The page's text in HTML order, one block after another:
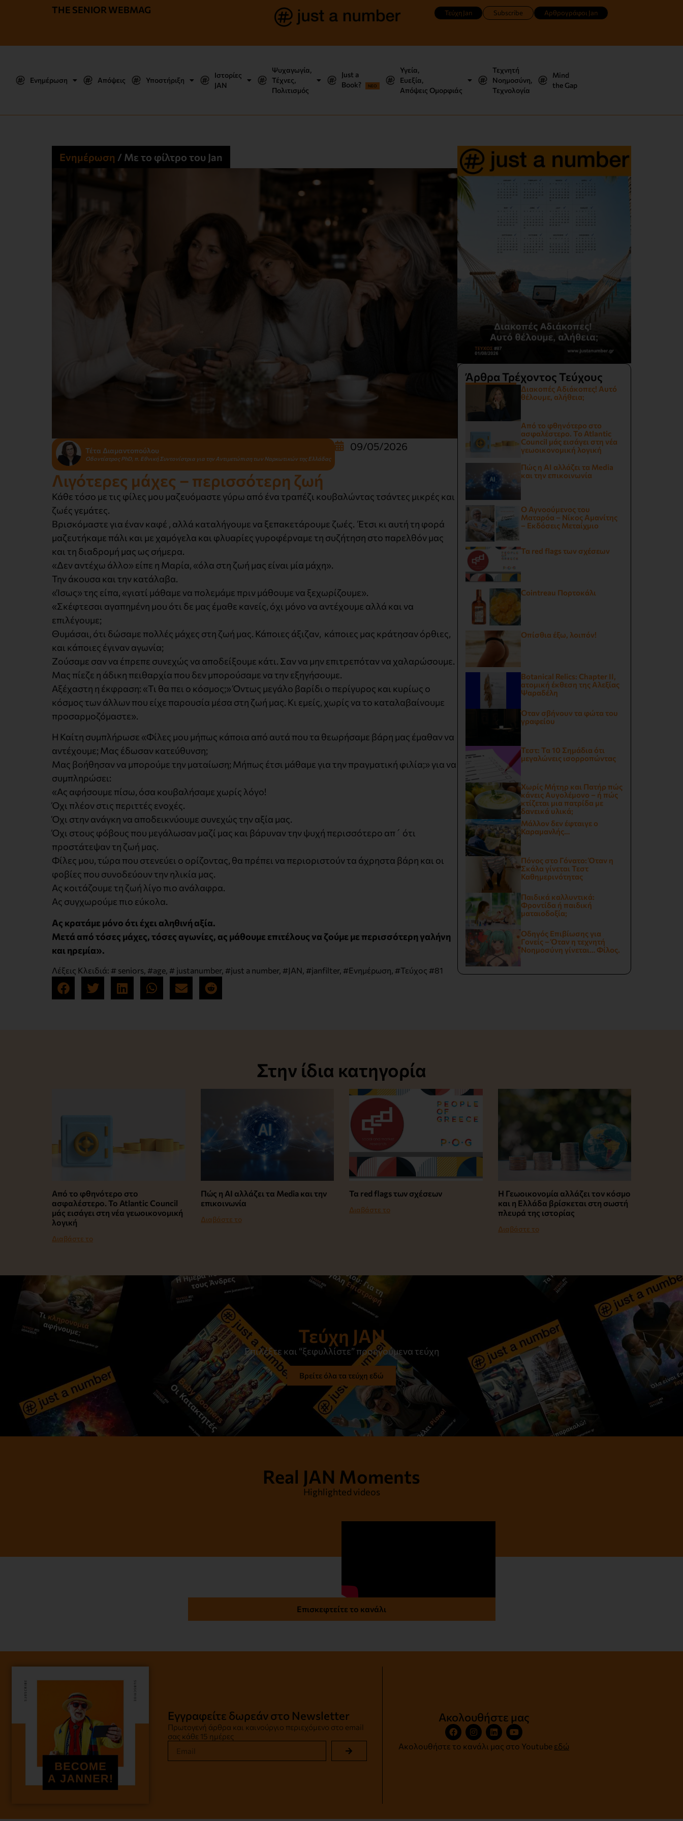
THE SENIOR WEBMAG Τεύχη Jan Subscribe Αρθρογράφοι Jan
Ενημέρωση Απόψεις Υποστήριξη
Ιστορίες
JΑΝ
Ψυχαγωγία,
Τέχνες,
Πολιτισμός
Just a
Book?
NEO
Υγεία,
Ευεξία,
Απόψεις Ομορφιάς
Τεχνητή
Νοημοσύνη,
Τεχνολογία
Mind
the Gap
Ενημέρωση / Με το φίλτρο του Jan
Τέτα Διαμαντοπούλου
Οδοντίατρος PhD, π. Εθνική Συντονίστρια για την Αντιμετώπιση των Ναρκωτικών της Ελλάδας
09/05/2026
Λιγότερες μάχες – περισσότερη ζωή
Κάθε τόσο με τις φίλες μου μαζευόμαστε γύρω από ένα τραπέζι κουβαλώντας τσάντες μικρές και
ζωές γεμάτες.
Βρισκόμαστε για έναν καφέ , αλλά καταλήγουμε να ξεπακετάρουμε ζωές. Έτσι κι αυτή τη φορά
μαζευτήκαμε πάλι και με χαμόγελα και φλυαρίες γυροφέρναμε τη συζήτηση στο παρελθόν μας
και τη διαδρομή μας ως σήμερα.
«Δεν αντέχω άλλο» είπε η Μαρία, «όλα στη ζωή μας είναι μία μάχη».
Την άκουσα και την κατάλαβα.
«Ίσως» της είπα, «γιατί μάθαμε να πολεμάμε πριν μάθουμε να ξεχωρίζουμε».
«Σκέφτεσαι αγαπημένη μου ότι δε μας έμαθε κανείς, όχι μόνο να αντέχουμε αλλά και να
επιλέγουμε;
Θυμάσαι, ότι δώσαμε πολλές μάχες στη ζωή μας. Κάποιες άξιζαν, κάποιες μας κράτησαν όρθιες,
και κάποιες έγιναν αγωνία;
Ζούσαμε σαν να έπρεπε συνεχώς να αποδείξουμε κάτι. Σαν να μην επιτρεπόταν να χαλαρώσουμε.
Μας πίεζε η άδικη πειθαρχία που δεν μπορούσαμε να την εξηγήσουμε.
Αξέχαστη η έκφραση: «Τι θα πει ο κόσμος;» Όντως μεγάλο βαρίδι ο περίγυρος και κυρίως ο
κόσμος των άλλων που είχε παρουσία μέσα στη ζωή μας. Κι εμείς, χωρίς να το καταλαβαίνουμε
προσαρμοζόμαστε».
Η Καίτη συμπλήρωσε «Φίλες μου μήπως κάποια από αυτά που τα θεωρήσαμε βάρη μας έμαθαν να
αντέχουμε; Μας έδωσαν κατεύθυνση;
Μας βοήθησαν να μπορούμε την ματαίωση; Μήπως έτσι μάθαμε για την πραγματική φιλία;» για να
συμπληρώσει:
«Ας αφήσουμε πίσω, όσα κουβαλήσαμε χωρίς λόγο!
Όχι πλέον στις περιττές ενοχές.
Όχι στην ανάγκη να αποδεικνύουμε συνεχώς την αξία μας.
Όχι στους φόβους που μεγάλωσαν μαζί μας και βάρυναν την ψυχή περισσότερο απ´ ότι
προστάτεψαν τη ζωή μας.
Φίλες μου, τώρα που στενεύει ο ορίζοντας, θα πρέπει να περιοριστούν τα άχρηστα βάρη και οι
φοβίες που συνοδεύουν την ηλικία μας.
Ας κοιτάζουμε τη ζωή λίγο πιο ανάλαφρα.
Ας συγχωρούμε πιο εύκολα.
Ας κρατάμε μόνο ότι έχει αληθινή αξία.
Μετά από τόσες μάχες, τόσες αγωνίες, ας μάθουμε επιτέλους να ζούμε με περισσότερη γαλήνη
και ηρεμία».
Λέξεις Κλειδιά: # seniors, #age, # justanumber, #just a number, #JAN, #janfilter, #Ενημέρωση, #Τεύχος #81
Άρθρα Τρέχοντος Τεύχους
Διακοπές Αδιάκοπες! Αυτό
θέλουμε, αλήθεια;
Από το φθηνότερο στο
ασφαλέστερο. Το Atlantic
Council μάς εισάγει στη νέα
γεωοικονομική λογική
Πώς η AI αλλάζει τα Media
και την επικοινωνία
Ο Αγνοούμενος του
Ματαρόα – Νίκος Αμανίτης
– Εκδόσεις Μεταίχμιο
Τα red flags των σχέσεων
Cointreau Πορτοκάλι
Οπίσθια έξω, λοιπόν!
Botanical Relics: Chapter II,
ατομική έκθεση της Αλεξίας
Ψαραδέλη
Όταν σβήνουν τα φώτα του
γραφείου
Τεστ: Τα 10 Σημάδια ότι
μεγαλώνεις ισορροπώντας
Χωρίς Μήτηρ και Πατήρ πώς
κάνεις Αυγολέμονο – ή πώς
κτίζεται μια πατρίδα με
δανεικά υλικά;
Μάλλον δεν έφταιγε ο
Καραμανλής…
Πόνος στο Γόνατο: Όταν η
Σκάλα γίνεται Τεστ
Καθημερινότητας
Παιδικά καλλυντικά:
Φροντίδα ή παιδική
ματαιοδοξία;
Οδηγός Επιβίωσης για
Γονείς – Όταν η τεχνητή
Νοημοσύνη γίνεται… Φίλος.
Στην ίδια κατηγορία
Από το φθηνότερο στο
ασφαλέστερο. Το Atlantic Council
μάς εισάγει στη νέα γεωοικονομική
λογική
Διαβάστε το
Πώς η AI αλλάζει τα Media και την
επικοινωνία
Διαβάστε το
Τα red flags των σχέσεων
Διαβάστε το
Η Γεωοικονομία αλλάζει τον κόσμο
και η Ελλάδα βρίσκεται στη σωστή
πλευρά της ιστορίας
Διαβάστε το
Τεύχη JAN
Επιλέξτε και “ξεφυλλίστε” προηγούμενα τεύχη
Βρείτε όλα τα τεύχη εδώ
Real JAN Moments
Highlighted videos
Επισκεφτείτε το κανάλι
Εγγραφείτε δωρεάν στο Newsletter
Πρωτογενή άρθρα και καινούργιο περιεχόμενο στο email
σας κάθε 15 ημέρες
Ακολουθήστε μας
Ακολουθήστε το κανάλι μας στο Youtube εδώ